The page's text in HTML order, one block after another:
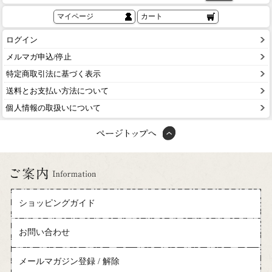
マイページ カート
ログイン
メルマガ申込/停止
特定商取引法に基づく表示
送料とお支払い方法について
個人情報の取扱いについて
ショッピングガイド
お問い合わせ
メールマガジン登録 / 解除